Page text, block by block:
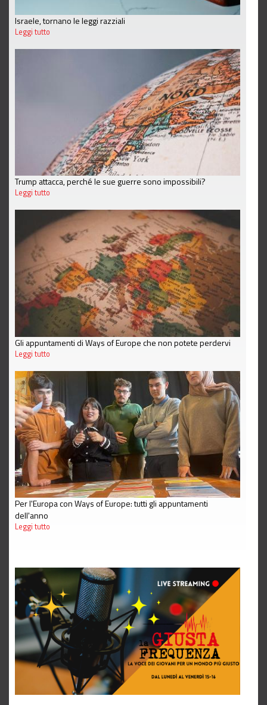
Israele, tornano le leggi razziali
Leggi tutto
Trump attacca, perché le sue guerre sono impossibili?
Leggi tutto
Gli appuntamenti di Ways of Europe che non potete perdervi
Leggi tutto
Per l'Europa con Ways of Europe: tutti gli appuntamenti
dell'anno
Leggi tutto